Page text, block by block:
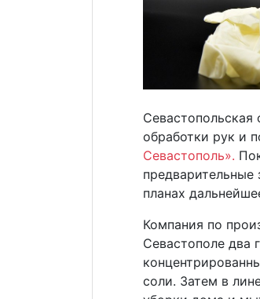
Севастопольская
обработки рук и
Севастополь».
планах
Компания по
Севастополе два
соли. Затем в